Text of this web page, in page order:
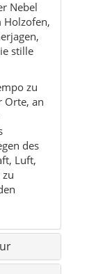
zu
Orte, an
des
Luft,